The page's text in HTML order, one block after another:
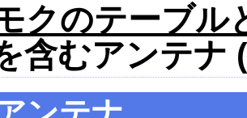
クのテーブル
含むアンテナ